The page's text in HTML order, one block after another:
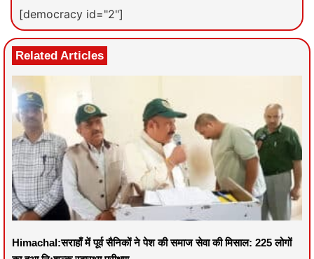
[democracy id="2"]
Related Articles
Himachal:सराहाँ में पूर्व सैनिकों ने पेश की समाज सेवा की मिसाल: 225 लोगों